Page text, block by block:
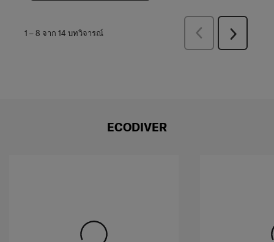
1 –8 จาก 14 บทวิจารณ์
ก่อน
ถัด
ECODIVER